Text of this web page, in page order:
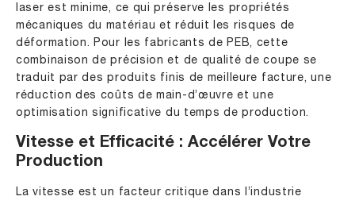
laser est minime, ce qui préserve les propriétés
mécaniques du matériau et réduit les risques de
déformation. Pour les fabricants de PEB, cette
combinaison de précision et de qualité de coupe se
traduit par des produits finis de meilleure facture, une
réduction des coûts de main-d’œuvre et une
optimisation significative du temps de production.
Vitesse et Efficacité : Accélérer Votre
Production
La vitesse est un facteur critique dans l’industrie